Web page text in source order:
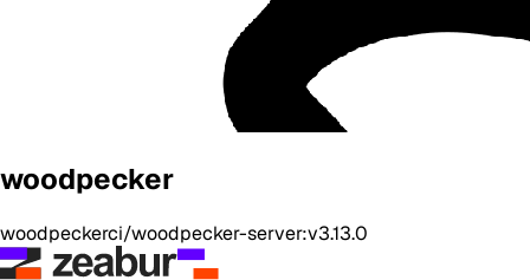
woodpecker
woodpeckerci/woodpecker-server:v3.13.0